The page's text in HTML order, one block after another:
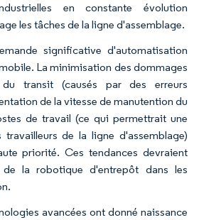
en constante évolution
les tâches de la ligne d'assemblage.
significative d'automatisation
La minimisation des dommages
transit (causés par des erreurs
de la vitesse de manutention du
de travail (ce qui permettrait une
de la ligne d'assemblage)
priorité. Ces tendances devraient
la robotique d'entrepôt dans les
avancées ont donné naissance